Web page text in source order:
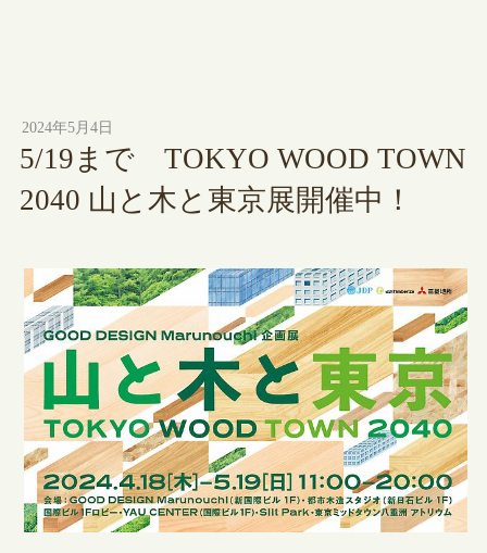
2024年5月4日
5/19まで TOKYO WOOD TOWN
2040 山と木と東京展開催中！